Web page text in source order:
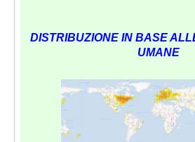
DISTRIBUZIONE IN BASE
UMANE